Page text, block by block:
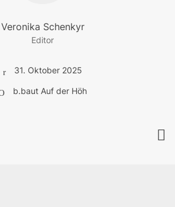
Veronika Schenkyr
Editor
31. Oktober 2025
b.baut Auf der Höh